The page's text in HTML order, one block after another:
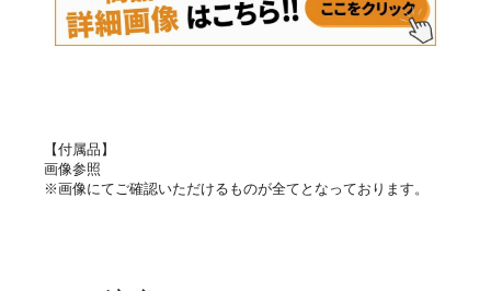
【付属品】
画像参照
※画像にてご確認いただけるものが全てとなっております。